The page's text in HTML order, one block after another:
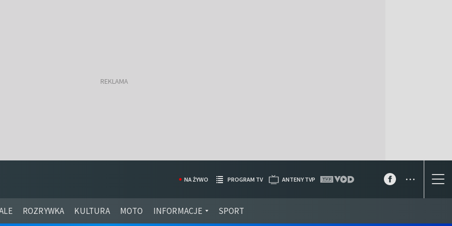
ROZRYWKA KULTURA MOTO INFORMACJE SPORT
NA ŻYWO PROGRAM TV ANTENY TVP ...